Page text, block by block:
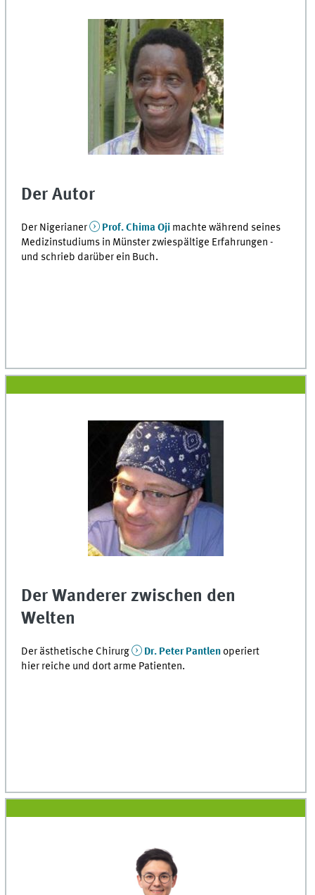
Der Autor
Der Nigerianer Prof. Chima Oji machte während seines
Medizinstudiums in Münster zwiespältige Erfahrungen -
und schrieb darüber ein Buch.
Der Wanderer zwischen den
Welten
Der ästhetische Chirurg Dr. Peter Pantlen operiert
hier reiche und dort arme Patienten.